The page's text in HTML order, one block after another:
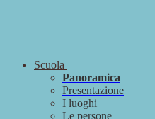
Scuola
Panoramica
Presentazione
I luoghi
Le persone